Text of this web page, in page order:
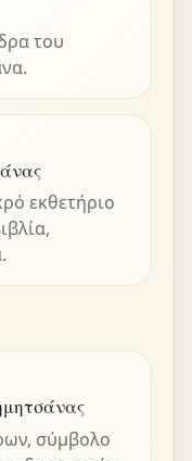
του
εκθετήριο
σύμβολο